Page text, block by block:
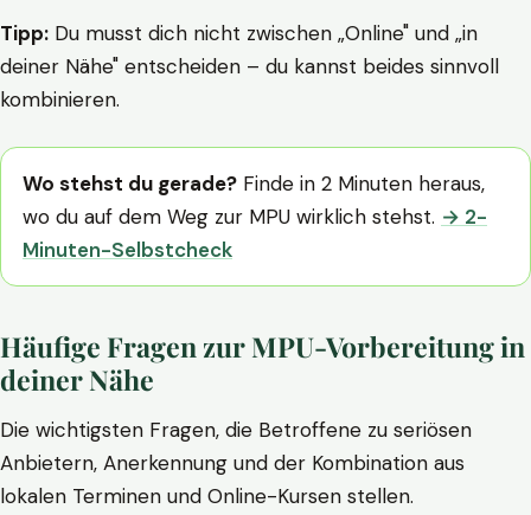
Tipp: Du musst dich nicht zwischen „Online" und „in
deiner Nähe" entscheiden – du kannst beides sinnvoll
kombinieren.
Wo stehst du gerade? Finde in 2 Minuten heraus,
wo du auf dem Weg zur MPU wirklich stehst. → 2-
Minuten-Selbstcheck
Häufige Fragen zur MPU-Vorbereitung in
deiner Nähe
Die wichtigsten Fragen, die Betroffene zu seriösen
Anbietern, Anerkennung und der Kombination aus
lokalen Terminen und Online-Kursen stellen.